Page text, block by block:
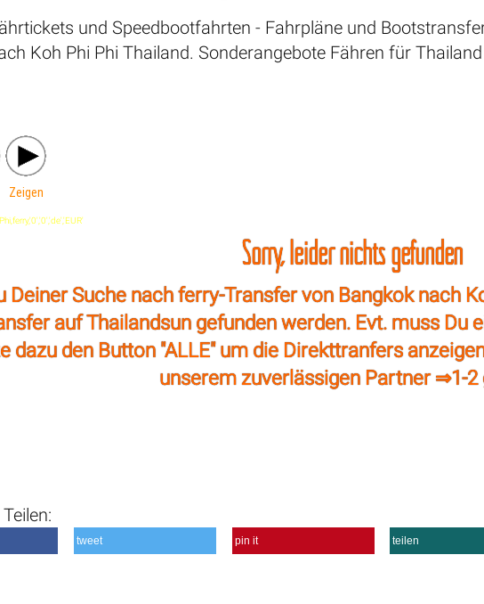
und Speedbootfahrten - Fahrpläne und
Koh Phi Phi Thailand. Sonderangebote Fähren für Thailand
Zeigen
Sorry, leider nichts gefunden
Deiner Suche nach ferry-Transfer von Bangkok nach
auf Thailandsun gefunden werden. Evt. muss Du
dazu den Button "ALLE" um die Direkttranfers
unserem zuverlässigen Partner ⇒1-2
tweet pin it teilen